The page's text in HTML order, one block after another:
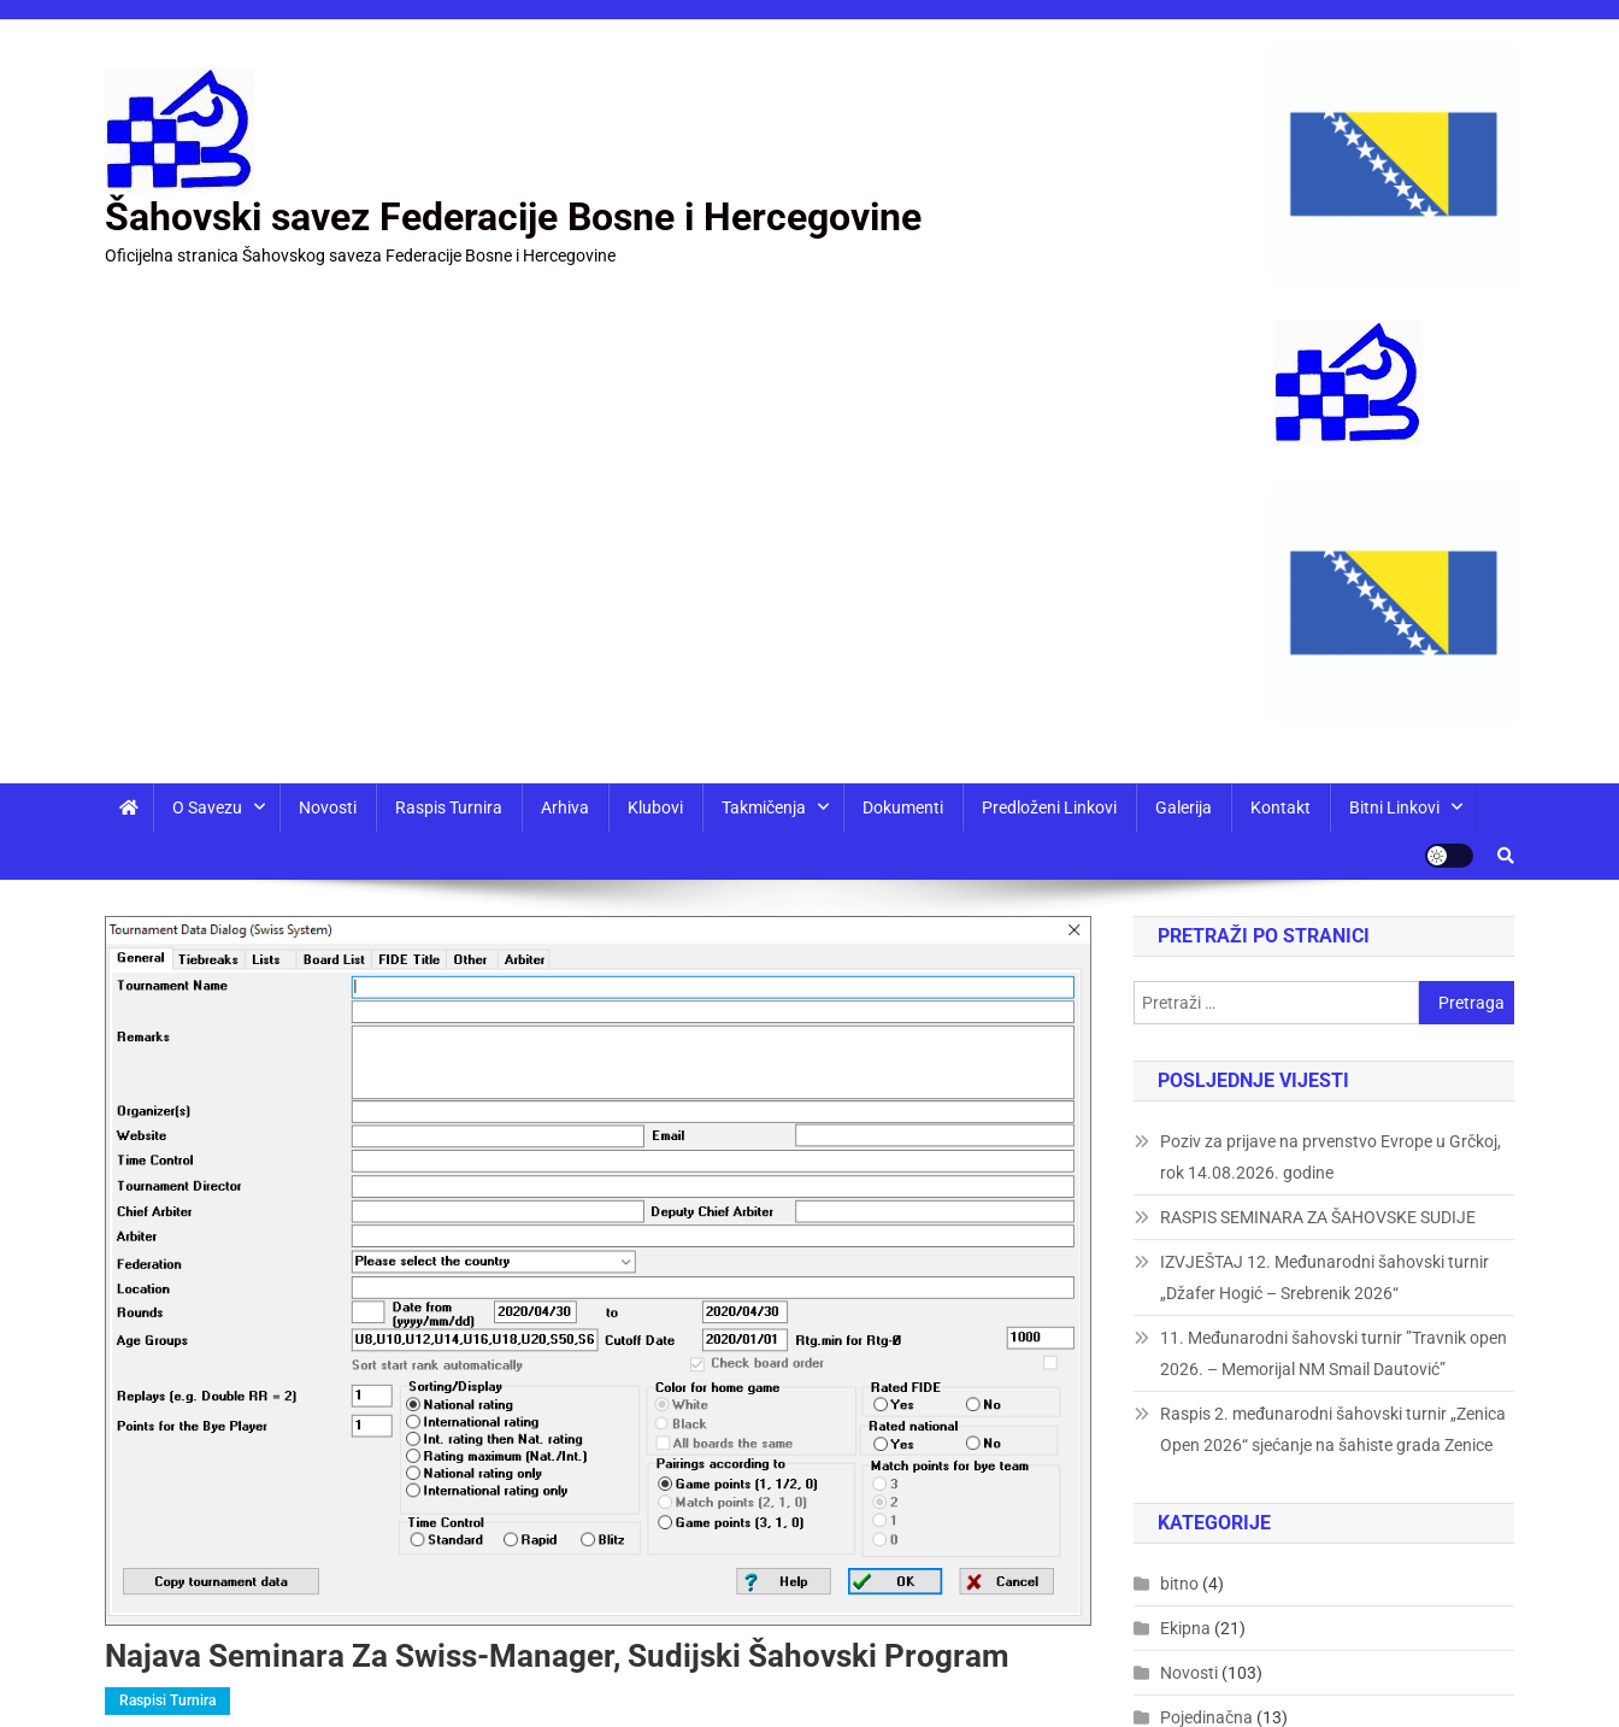
Šahovski savez Federacije Bosne i Hercegovine
Oficijelna stranica Šahovskog saveza Federacije Bosne i Hercegovine
O Savezu Novosti Raspis Turnira Arhiva Klubovi Takmičenja Dokumenti Predloženi Linkovi Galerija Kontakt Bitni Linkovi
Najava Seminara Za Swiss-Manager, Sudijski Šahovski Program
Raspisi Turnira
PRETRAŽI PO STRANICI
POSLJEDNJE VIJESTI
Poziv za prijave na prvenstvo Evrope u Grčkoj,
rok 14.08.2026. godine
RASPIS SEMINARA ZA ŠAHOVSKE SUDIJE
IZVJEŠTAJ 12. Međunarodni šahovski turnir
„Džafer Hogić – Srebrenik 2026“
11. Međunarodni šahovski turnir ”Travnik open
2026. – Memorijal NM Smail Dautović”
Raspis 2. međunarodni šahovski turnir „Zenica
Open 2026“ sjećanje na šahiste grada Zenice
KATEGORIJE
bitno (4)
Ekipna (21)
Novosti (103)
Pojedinačna (13)